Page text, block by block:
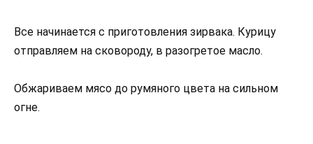
Все начинается с приготовления зирвака. Курицу
отправляем на сковороду, в разогретое масло.
Обжариваем мясо до румяного цвета на сильном
огне.